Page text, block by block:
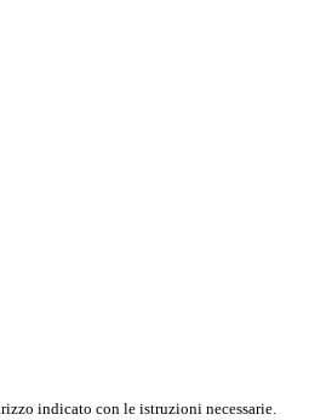
indicato con le istruzioni necessarie.